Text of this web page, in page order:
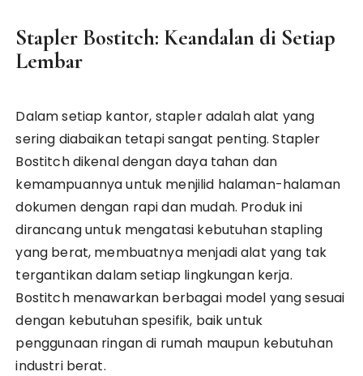
Stapler Bostitch: Keandalan di Setiap
Lembar
Dalam setiap kantor, stapler adalah alat yang
sering diabaikan tetapi sangat penting. Stapler
Bostitch dikenal dengan daya tahan dan
kemampuannya untuk menjilid halaman-halaman
dokumen dengan rapi dan mudah. Produk ini
dirancang untuk mengatasi kebutuhan stapling
yang berat, membuatnya menjadi alat yang tak
tergantikan dalam setiap lingkungan kerja.
Bostitch menawarkan berbagai model yang sesuai
dengan kebutuhan spesifik, baik untuk
penggunaan ringan di rumah maupun kebutuhan
industri berat.